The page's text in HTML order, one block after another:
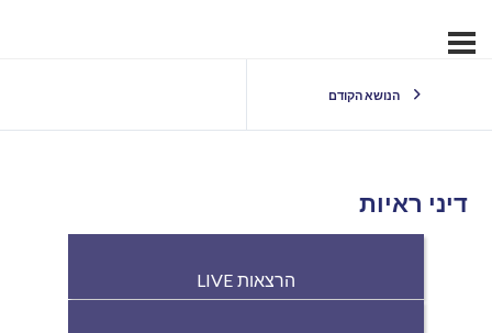
הנושא הקודם
דיני ראיות
הרצאות LIVE